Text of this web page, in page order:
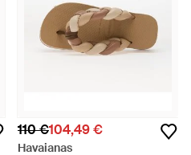
110 €104,49 €
Havaianas